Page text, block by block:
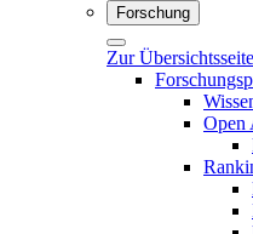
Forschung
Zur Übersichtsseite
Open